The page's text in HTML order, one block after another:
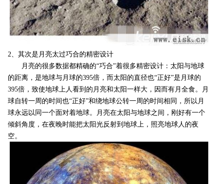
2、其次是月亮太过巧合的精密设计
月亮的很多数据都精确的“巧合”着很多精密设计：太阳与地球
的距离，是地球与月球的395倍，而太阳的直径也“正好”是月球的
395倍，致使地球上人看到的月亮和太阳一样大，因而有月全食。月
球自转一周的时间也“正好”和绕地球公转一周的时间相同，所以月
球永远以同一个面对着地球。月亮在太阳与地球之间，刚好有一个
倾斜角度，在夜晚时能把太阳光反射到地球上，照亮地球人的夜
空。